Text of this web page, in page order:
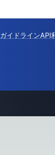
ガイドラインAPI